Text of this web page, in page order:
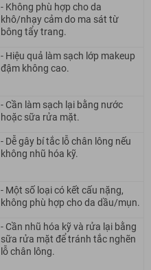
- Không phù hợp cho da
khô/nhạy cảm do ma sát từ
bông tẩy trang.
-Hiệu quả làm sạch lớp makeup
đậm không cao.
- Cần làm sạch lại bằng nước
hoặc sữa rửa mặt.
- Dễ gây bí tắc lỗ chân lông nếu
không nhũ hóa kỹ.
- Một số loại có kết cấu nặng,
không phù hợp cho da dầu/mụn.
- Cần nhũ hóa kỹ và rửa lại bằng
sữa rửa mặt để tránh tắc nghẽn
lỗ chân lông.